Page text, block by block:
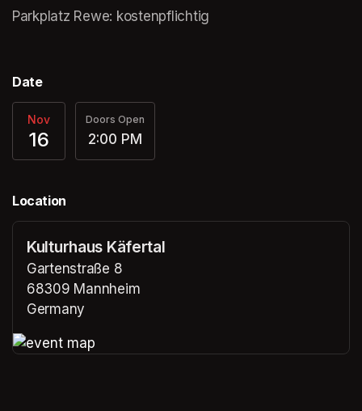
(opens in a new tab)
Parkplatz Rewe: kostenpflichtig
Date
Nov
16
Doors Open
2:00 PM
Location
Kulturhaus Käfertal
Gartenstraße 8
68309 Mannheim
Germany